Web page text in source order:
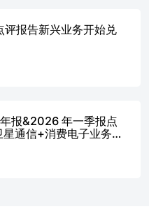
产品国内市场占有率进一步提
，打破外资垄断，实现了高端
域拓展，积极布局ASU（空气
道，为长期发展打开了新的想
略储备，提供长期看点。 公
料电池发动机、双极板、空压
报告新兴业务开始兑
报&2026 年一季报点
通信+消费电子业务多